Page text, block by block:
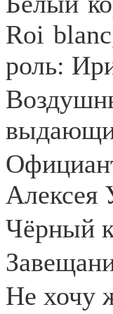
Roi
роль:
Алексея
Чёрный
Не хочу